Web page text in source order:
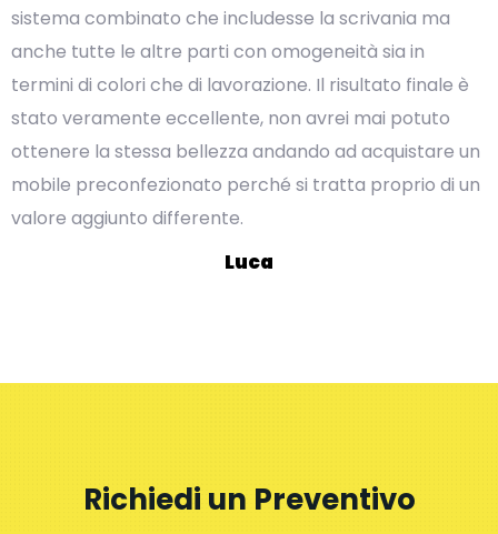
sistema combinato che includesse la scrivania ma
anche tutte le altre parti con omogeneità sia in
termini di colori che di lavorazione. Il risultato finale è
stato veramente eccellente, non avrei mai potuto
ottenere la stessa bellezza andando ad acquistare un
mobile preconfezionato perché si tratta proprio di un
valore aggiunto differente.
Luca
Richiedi un Preventivo